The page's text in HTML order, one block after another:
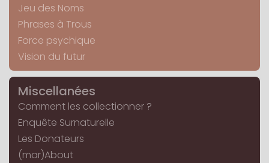
Jeu des Noms
Phrases à Trous
Force psychique
Vision du futur
Miscellanées
Comment les collectionner ?
Enquête Surnaturelle
Les Donateurs
(mar)About